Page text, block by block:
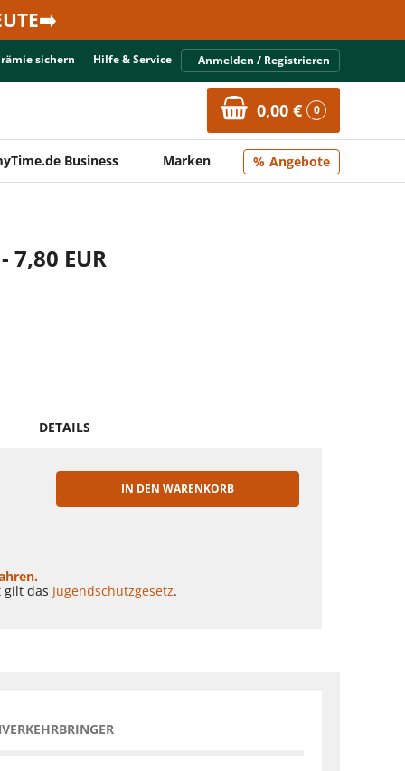
sichern Hilfe & Service Anmelden / Registrieren
0,00 € 0
Business Marken Angebote
7,80 EUR
DETAILS
IN DEN WARENKORB
gilt das Jugendschutzgesetz.